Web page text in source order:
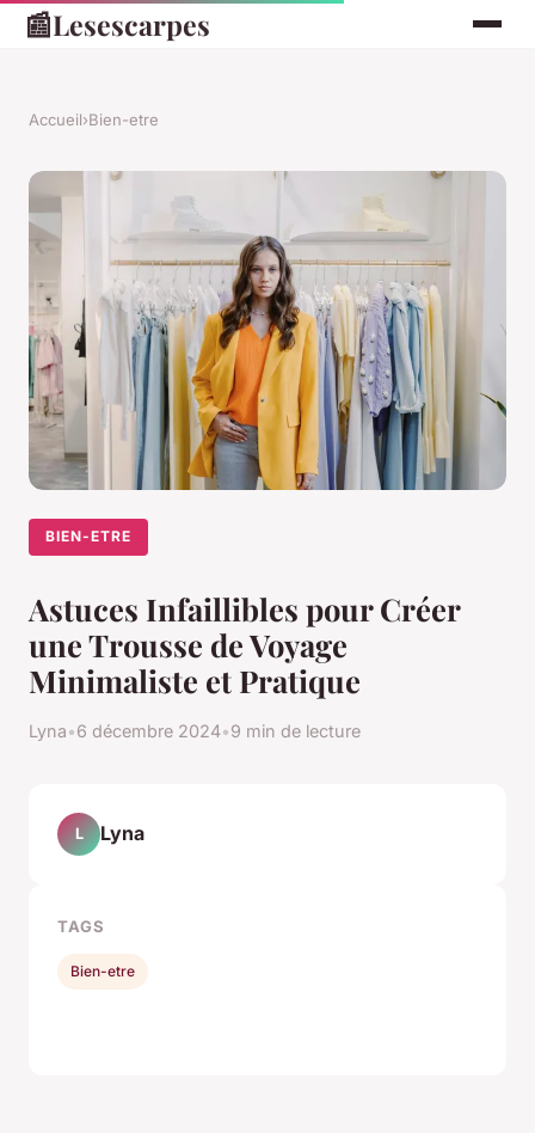
📰Lesescarpes
Accueil›Bien-etre
BIEN-ETRE
Astuces Infaillibles pour Créer
une Trousse de Voyage
Minimaliste et Pratique
Lyna•6 décembre 2024•9 min de lecture
L Lyna
TAGS
Bien-etre